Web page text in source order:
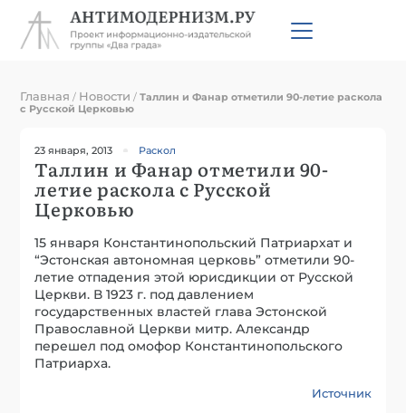
Главная / Новости /Таллин и Фанар отметили 90-летие раскола
с Русской Церковью
23 января, 2013 Раскол
Таллин и Фанар отметили 90-
летие раскола с Русской
Церковью
15 января Константинопольский Патриархат и
“Эстонская автономная церковь” отметили 90-
летие отпадения этой юрисдикции от Русской
Церкви. В 1923 г. под давлением
государственных властей глава Эстонской
Православной Церкви митр. Александр
перешел под омофор Константинопольского
Патриарха.
Источник